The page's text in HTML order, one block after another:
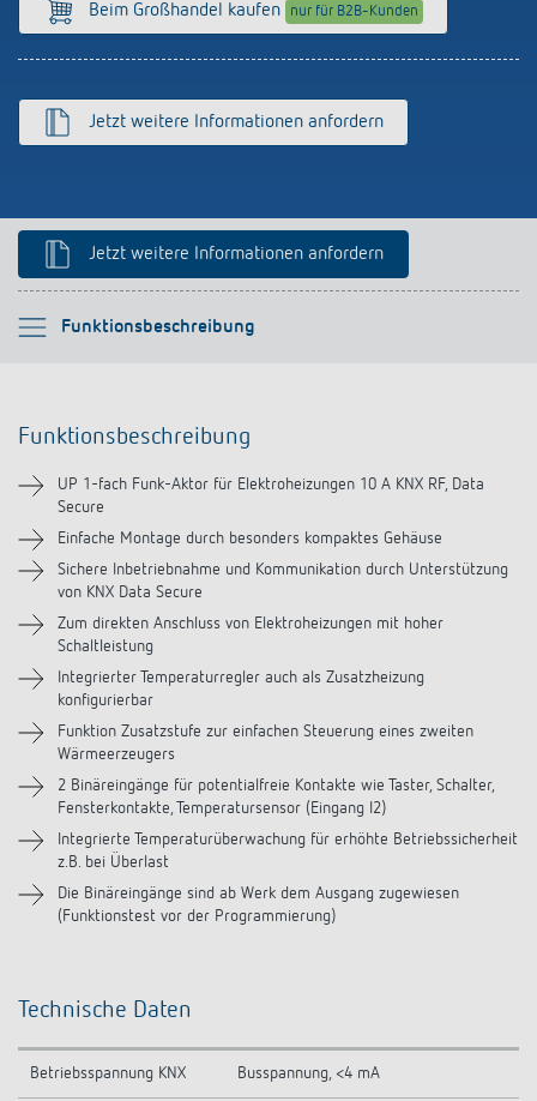
Beim Großhandel kaufen nur für B2B-Kunden
Jetzt weitere Informationen anfordern
Jetzt weitere Informationen anfordern
Funktionsbeschreibung
Bitte auswählen
Technische Informationen
Downloads
Zubehör
Funktionsbeschreibung
UP 1-fach Funk-Aktor für Elektroheizungen 10 A KNX RF, Data
Secure
Einfache Montage durch besonders kompaktes Gehäuse
Sichere Inbetriebnahme und Kommunikation durch Unterstützung
von KNX Data Secure
Zum direkten Anschluss von Elektroheizungen mit hoher
Schaltleistung
Integrierter Temperaturregler auch als Zusatzheizung
konfigurierbar
Funktion Zusatzstufe zur einfachen Steuerung eines zweiten
Wärmeerzeugers
2 Binäreingänge für potentialfreie Kontakte wie Taster, Schalter,
Fensterkontakte, Temperatursensor (Eingang I2)
Integrierte Temperaturüberwachung für erhöhte Betriebssicherheit
z.B. bei Überlast
Die Binäreingänge sind ab Werk dem Ausgang zugewiesen
(Funktionstest vor der Programmierung)
Technische Daten
Betriebsspannung KNX Busspannung, <4 mA